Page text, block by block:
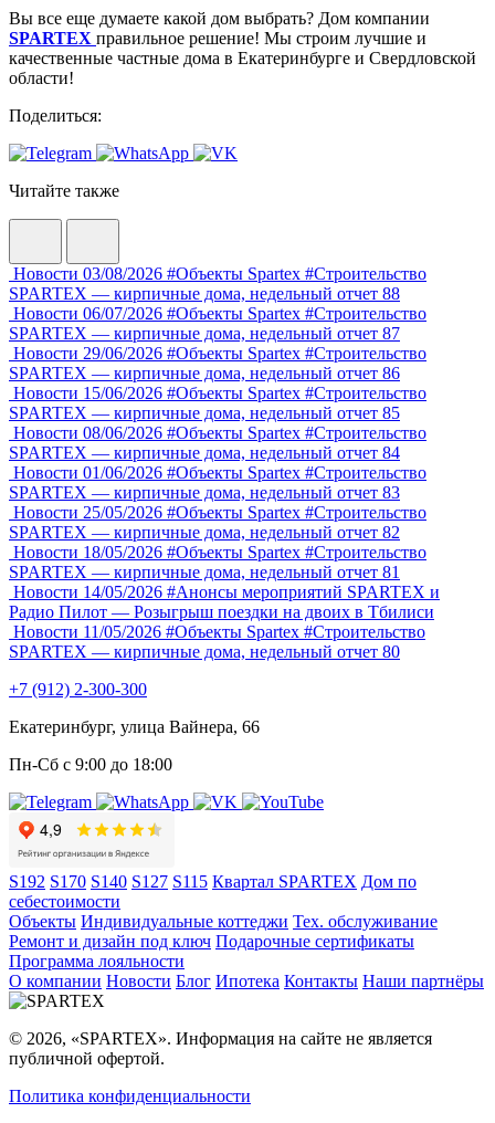
Вы все еще думаете какой дом выбрать? Дом компании
SPARTEX правильное решение! Мы строим лучшие и
качественные частные дома в Екатеринбурге и Свердловской
области!
Поделиться:
Читайте также
Новости 03/08/2026 #Объекты Spartex #Строительство
SPARTEX — кирпичные дома, недельный отчет 88
Новости 06/07/2026 #Объекты Spartex #Строительство
SPARTEX — кирпичные дома, недельный отчет 87
Новости 29/06/2026 #Объекты Spartex #Строительство
SPARTEX — кирпичные дома, недельный отчет 86
Новости 15/06/2026 #Объекты Spartex #Строительство
SPARTEX — кирпичные дома, недельный отчет 85
Новости 08/06/2026 #Объекты Spartex #Строительство
SPARTEX — кирпичные дома, недельный отчет 84
Новости 01/06/2026 #Объекты Spartex #Строительство
SPARTEX — кирпичные дома, недельный отчет 83
Новости 25/05/2026 #Объекты Spartex #Строительство
SPARTEX — кирпичные дома, недельный отчет 82
Новости 18/05/2026 #Объекты Spartex #Строительство
SPARTEX — кирпичные дома, недельный отчет 81
Новости 14/05/2026 #Анонсы мероприятий SPARTEX и
Радио Пилот — Розыгрыш поездки на двоих в Тбилиси
Новости 11/05/2026 #Объекты Spartex #Строительство
SPARTEX — кирпичные дома, недельный отчет 80
+7 (912) 2-300-300
Екатеринбург, улица Вайнера, 66
Пн-Сб с 9:00 до 18:00
S192 S170 S140 S127 S115 Квартал SPARTEX Дом по
себестоимости
Объекты Индивидуальные коттеджи Тех. обслуживание
Ремонт и дизайн под ключ Подарочные сертификаты
Программа лояльности
О компании Новости Блог Ипотека Контакты Наши партнёры
© 2026, «SPARTEX». Информация на сайте не является
публичной офертой.
Политика конфиденциальности